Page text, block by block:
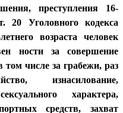
преступления 16-
20 Уголовного кодекса
возраста человек
ности за совершение
том числе за грабежи, раз
изнасилование,
характера,
средств, захват